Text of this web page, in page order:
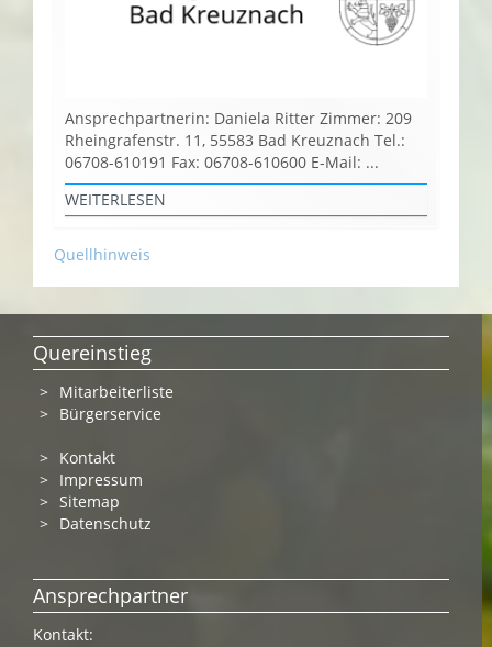
Ansprechpartnerin: Daniela Ritter Zimmer: 209
Rheingrafenstr. 11, 55583 Bad Kreuznach Tel.:
06708-610191 Fax: 06708-610600 E-Mail: ...
WEITERLESEN
Quellhinweis
Quereinstieg
Mitarbeiterliste
Bürgerservice
Kontakt
Impressum
Sitemap
Datenschutz
Ansprechpartner
Kontakt: